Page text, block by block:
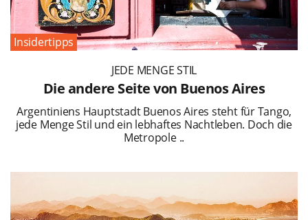
Insidertipps
JEDE MENGE STIL
Die andere Seite von Buenos Aires
Argentiniens Hauptstadt Buenos Aires steht für Tango,
jede Menge Stil und ein lebhaftes Nachtleben. Doch die
Metropole ..